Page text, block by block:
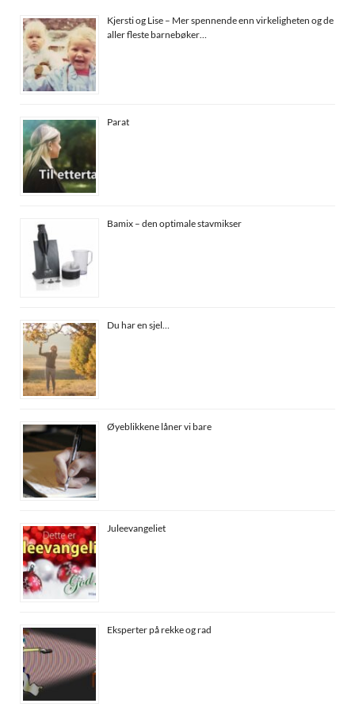
Kjersti og Lise – Mer spennende enn virkeligheten og de
aller fleste barnebøker…
Parat
Bamix – den optimale stavmikser
Du har en sjel…
Øyeblikkene låner vi bare
Juleevangeliet
Eksperter på rekke og rad